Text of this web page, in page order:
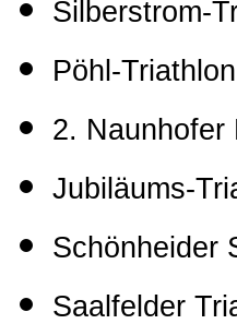
Silberstrom-
Pöhl-Triathlon
2. Naunhofer
Jubiläums-
Schönheider
Saalfelder